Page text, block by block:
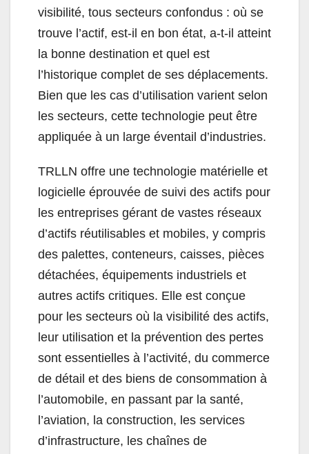
visibilité, tous secteurs confondus : où se
trouve l’actif, est-il en bon état, a-t-il atteint
la bonne destination et quel est
l’historique complet de ses déplacements.
Bien que les cas d’utilisation varient selon
les secteurs, cette technologie peut être
appliquée à un large éventail d’industries.
TRLLN offre une technologie matérielle et
logicielle éprouvée de suivi des actifs pour
les entreprises gérant de vastes réseaux
d’actifs réutilisables et mobiles, y compris
des palettes, conteneurs, caisses, pièces
détachées, équipements industriels et
autres actifs critiques. Elle est conçue
pour les secteurs où la visibilité des actifs,
leur utilisation et la prévention des pertes
sont essentielles à l’activité, du commerce
de détail et des biens de consommation à
l’automobile, en passant par la santé,
l’aviation, la construction, les services
d’infrastructure, les chaînes de